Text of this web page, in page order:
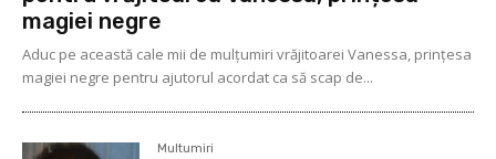
magiei negre
Aduc pe această cale mii de mulţumiri vrăjitoarei Vanessa, prințesa
magiei negre pentru ajutorul acordat ca să scap de...
Multumiri